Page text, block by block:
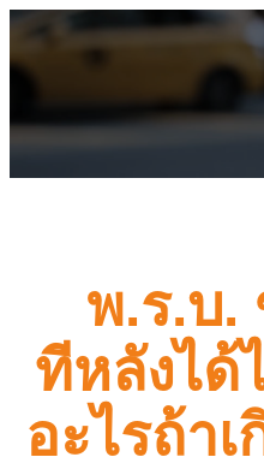
พ.ร.บ.
ทีหลังได้
อะไรถ้า